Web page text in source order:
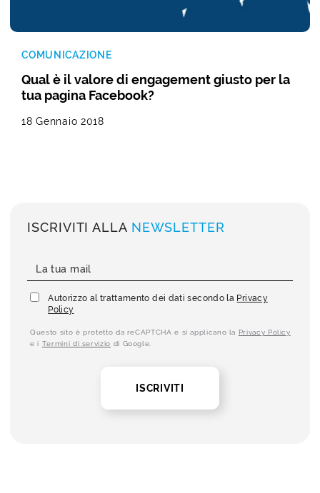
COMUNICAZIONE
Qual è il valore di engagement giusto per la
tua pagina Facebook?
18 Gennaio 2018
ISCRIVITI ALLA NEWSLETTER
Autorizzo al trattamento dei dati secondo la Privacy
Policy
Questo sito è protetto da reCAPTCHA e si applicano la Privacy Policy
e i Termini di servizio di Google.
ISCRIVITI